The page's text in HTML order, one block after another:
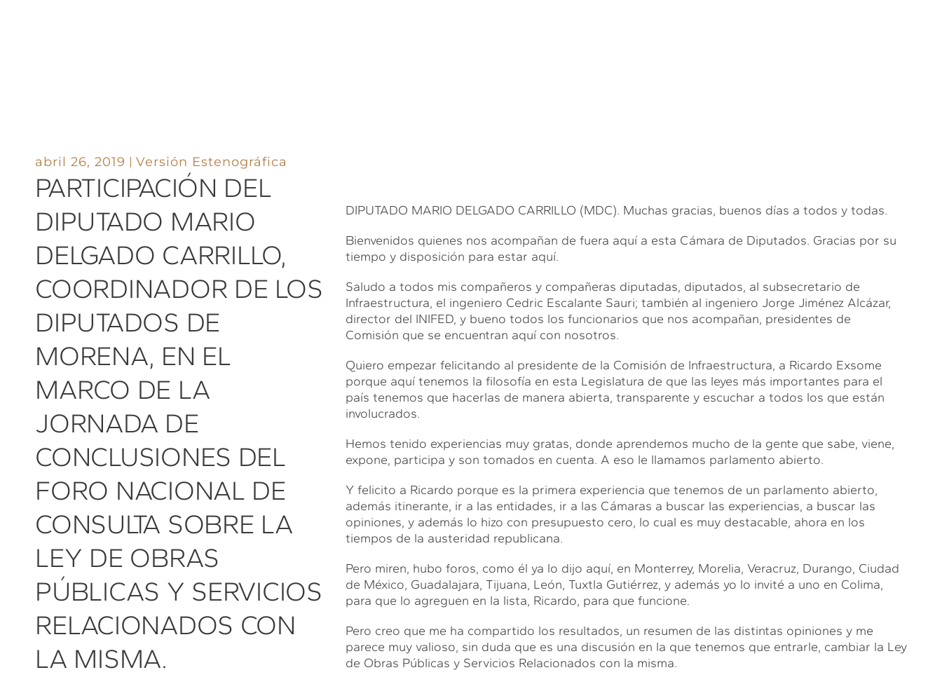
abril 26, 2019 Versión Estenográfica
PARTICIPACIÓN DEL
DIPUTADO MARIO
DELGADO CARRILLO,
COORDINADOR DE LOS
DIPUTADOS DE
MORENA, EN EL
MARCO DE LA
JORNADA DE
CONCLUSIONES DEL
FORO NACIONAL DE
CONSULTA SOBRE LA
LEY DE OBRAS
PÚBLICAS Y SERVICIOS
RELACIONADOS CON
LA MISMA.
DIPUTADO MARIO DELGADO CARRILLO (MDC). Muchas gracias, buenos días a todos y todas.
Bienvenidos quienes nos acompañan de fuera aquí a esta Cámara de Diputados. Gracias por su
tiempo y disposición para estar aquí.
Saludo a todos mis compañeros y compañeras diputadas, diputados, al subsecretario de
Infraestructura, el ingeniero Cedric Escalante Sauri; también al ingeniero Jorge Jiménez Alcázar,
director del INIFED, y bueno todos los funcionarios que nos acompañan, presidentes de
Comisión que se encuentran aquí con nosotros.
Quiero empezar felicitando al presidente de la Comisión de Infraestructura, a Ricardo Exsome
porque aquí tenemos la filosofía en esta Legislatura de que las leyes más importantes para el
país tenemos que hacerlas de manera abierta, transparente y escuchar a todos los que están
involucrados.
Hemos tenido experiencias muy gratas, donde aprendemos mucho de la gente que sabe, viene,
expone, participa y son tomados en cuenta. A eso le llamamos parlamento abierto.
Y felicito a Ricardo porque es la primera experiencia que tenemos de un parlamento abierto,
además itinerante, ir a las entidades, ir a las Cámaras a buscar las experiencias, a buscar las
opiniones, y además lo hizo con presupuesto cero, lo cual es muy destacable, ahora en los
tiempos de la austeridad republicana.
Pero miren, hubo foros, como él ya lo dijo aquí, en Monterrey, Morelia, Veracruz, Durango, Ciudad
de México, Guadalajara, Tijuana, León, Tuxtla Gutiérrez, y además yo lo invité a uno en Colima,
para que lo agreguen en la lista, Ricardo, para que funcione.
Pero creo que me ha compartido los resultados, un resumen de las distintas opiniones y me
parece muy valioso, sin duda que es una discusión en la que tenemos que entrarle, cambiar la Ley
de Obras Públicas y Servicios Relacionados con la misma.